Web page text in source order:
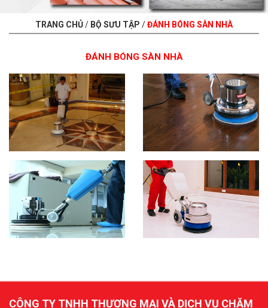
TRANG CHỦ/ BỘ SƯU TẬP /ĐÁNH BÓNG SÀN NHÀ
ĐÁNH BÓNG SÀN NHÀ
CÔNG TY TNHH THƯƠNG MẠI VÀ DỊCH VỤ CHĂM